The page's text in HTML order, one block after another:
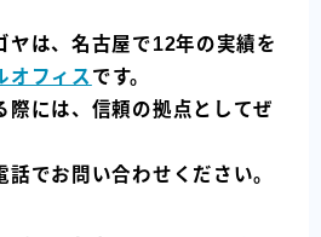
ヤは、名古屋で12年の実績を
オフィス です。
際には、信頼の拠点としてぜ
でお問い合わせください。